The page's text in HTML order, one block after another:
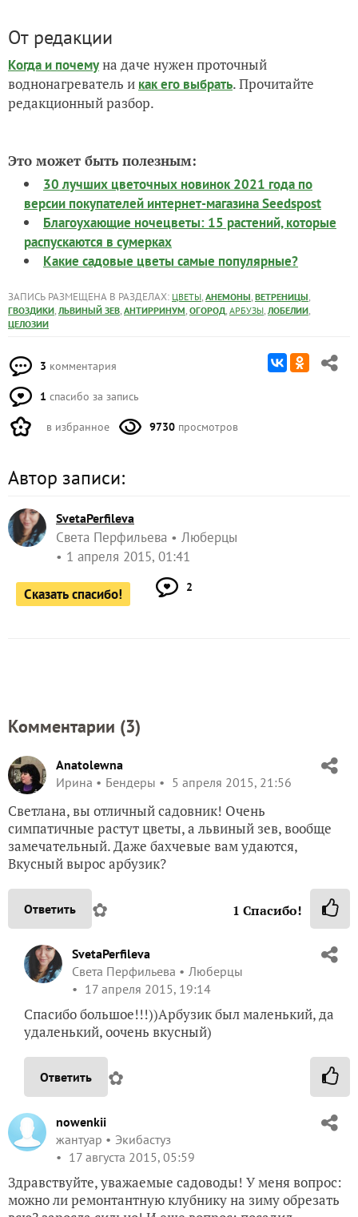
От редакции
Когда и почемуна даче нужен проточный
воднонагреватель и как его выбрать. Прочитайте
редакционный разбор.
Это может быть полезным:
30 лучших цветочных новинок 2021 года по
версии покупателей интернет-магазина Seedspost
Благоухающие ночецветы: 15 растений, которые
распускаются в сумерках
Какие садовые цветы самые популярные?
ЗАПИСЬ РАЗМЕЩЕНА В РАЗДЕЛАХ: ЦВЕТЫ, АНЕМОНЫ, ВЕТРЕНИЦЫ,
ГВОЗДИКИ, ЛЬВИНЫЙ ЗЕВ, АНТИРРИНУМ, ОГОРОД, АРБУЗЫ, ЛОБЕЛИИ,
ЦЕЛОЗИИ
3 комментария
1 спасибо за запись
в избранное 9730 просмотров
Автор записи:
SvetaPerfileva
Света Перфильева
Люберцы
1 апреля 2015, 01:41
Сказать спасибо! 2
Комментарии (3)
Anatolewna
Ирина
Бендеры 5 апреля 2015, 21:56
Светлана, вы отличный садовник! Очень
симпатичные растут цветы, а львиный зев, вообще
замечательный. Даже бахчевые вам удаются,
Вкусный вырос арбузик?
Ответить ✿ 1 Спасибо!
SvetaPerfileva
Света Перфильева
Люберцы
17 апреля 2015, 19:14
Спасибо большое!!!))Арбузик был маленький, да
удаленький, оочень вкусный)
Ответить ✿
nowenkii
жантуар
Экибастуз
17 августа 2015, 05:59
Здравствуйте, уважаемые садоводы! У меня вопрос:
можно ли ремонтантную клубнику на зиму обрезать